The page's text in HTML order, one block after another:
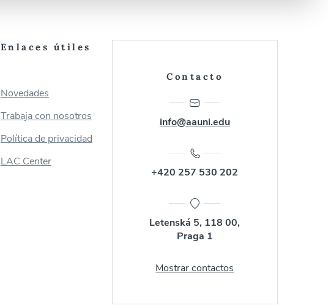
Enlaces útiles
Novedades
Trabaja con nosotros
Política de privacidad
LAC Center
Contacto
info@aauni.edu
+420 257 530 202
Letenská 5, 118 00,
Praga 1
Mostrar contactos